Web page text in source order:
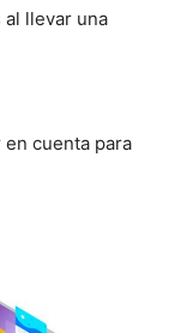
llevar una
cuenta para